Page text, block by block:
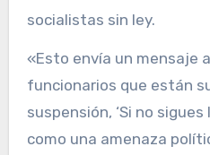
socialistas sin ley.
«Esto envía un mensaje
funcionarios que están
suspensión, ‘Si no
como una amenaza